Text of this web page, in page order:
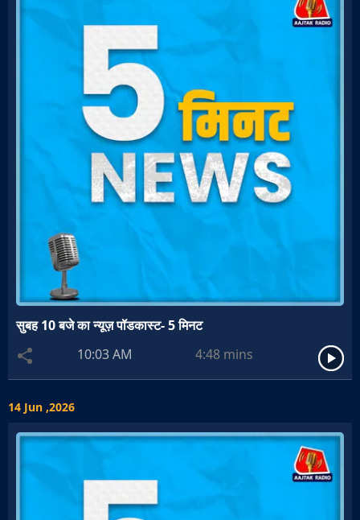
सुबह 10 बजे का न्यूज़ पॉडकास्ट- 5 मिनट
10:03 AM
4:48 mins
14 Jun ,2026